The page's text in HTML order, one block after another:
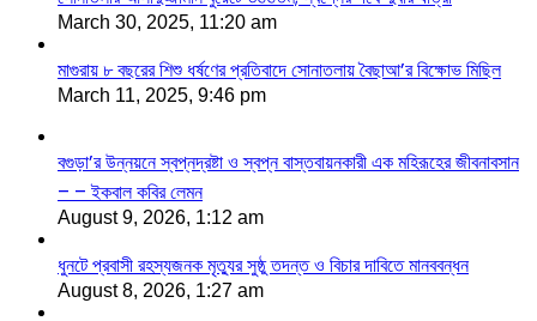
March 30, 2025, 11:20 am
মাগুরায় ৮ বছরের শিশু ধর্ষণের প্রতিবাদে সোনাতলায় বৈছাআ’র বিক্ষোভ মিছিল
March 11, 2025, 9:46 pm
বগুড়া’র উন্নয়নে স্বপ্নদ্রষ্টা ও স্বপ্ন বাস্তবায়নকারী এক মহিরূহের জীবনাবসান
– – ইকবাল কবির লেমন
August 9, 2026, 1:12 am
ধুনটে প্রবাসী রহস্যজনক মৃত্যুর সুষ্ঠু তদন্ত ও বিচার দাবিতে মানববন্ধন
August 8, 2026, 1:27 am